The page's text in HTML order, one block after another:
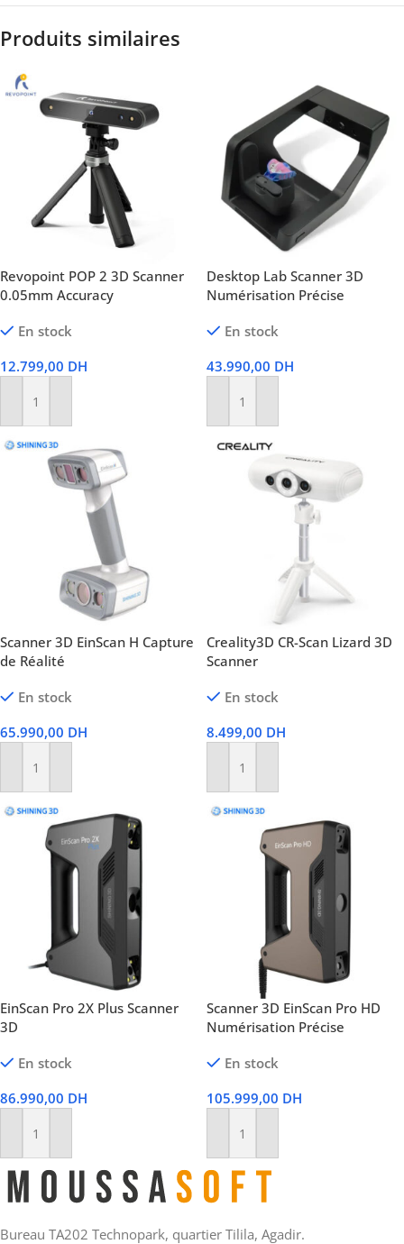
Produits similaires
Revopoint POP 2 3D Scanner
0.05mm Accuracy
En stock
12.799,00 DH
Ajouter Au Panier
Desktop Lab Scanner 3D
Numérisation Précise
En stock
43.990,00 DH
Ajouter Au Panier
Scanner 3D EinScan H Capture
de Réalité
En stock
65.990,00 DH
Ajouter Au Panier
Creality3D CR-Scan Lizard 3D
Scanner
En stock
8.499,00 DH
Ajouter Au Panier
EinScan Pro 2X Plus Scanner
3D
En stock
86.990,00 DH
Ajouter Au Panier
Scanner 3D EinScan Pro HD
Numérisation Précise
En stock
105.999,00 DH
Ajouter Au Panier
Bureau TA202 Technopark, quartier Tilila, Agadir.